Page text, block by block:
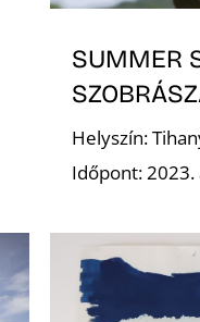
SUMMER
Helyszín:
Időpont: